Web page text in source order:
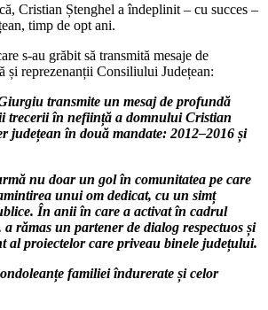
Cristian Ștenghel a îndeplinit – cu succes –
timp de opt ani.
s-au grăbit să transmită mesaje de
și reprezenanții Consiliului Județean:
transmite un mesaj de profundă
trecerii în neființă a domnului Cristian
județean în două mandate: 2012–2016 și
nu doar un gol în comunitatea pe care
unui om dedicat, cu un simț
În anii în care a activat în cadrul
rămas un partener de dialog respectuos și
al proiectelor care priveau binele județului.
familiei îndurerate și celor